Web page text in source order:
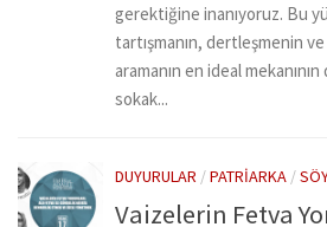
gerektiğine inanıyoruz. Bu
tartışmanın, dertleşmenin
aramanın en ideal
sokak...
DUYURULAR /PATRIARKA /
Vaizelerin Fetva